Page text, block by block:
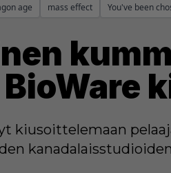
age mass effect You've been
kiusoittelemaan